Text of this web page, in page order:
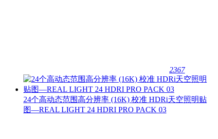
2367
24个高动态范围高分辨率 (16K) 校准 HDRi天空照明贴
图—REAL LIGHT 24 HDRI PRO PACK 03